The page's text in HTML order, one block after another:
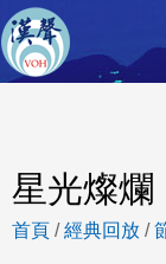
星光燦爛
首頁 /經典回放 /